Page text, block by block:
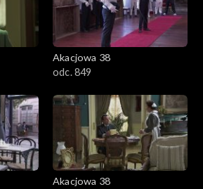
Akacjowa 38
odc. 849
Akacjowa 38